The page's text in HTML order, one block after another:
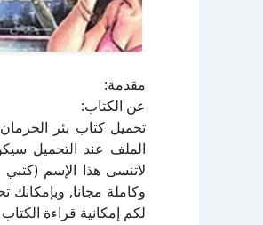
مقدمة:
عن الكتاب:
لكم إمكانية قراءة